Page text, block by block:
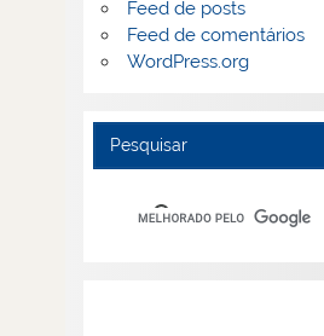
Feed de posts
Feed de comentários
WordPress.org
Pesquisar